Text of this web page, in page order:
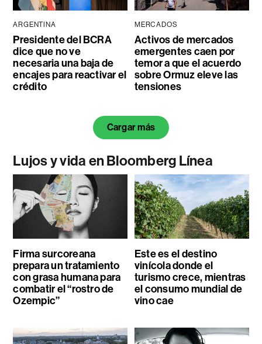
ARGENTINA
Presidente del BCRA
dice que no ve
necesaria una baja de
encajes para reactivar el
crédito
MERCADOS
Activos de mercados
emergentes caen por
temor a que el acuerdo
sobre Ormuz eleve las
tensiones
Cargar más
Lujos y vida en Bloomberg Línea
Firma surcoreana
prepara un tratamiento
con grasa humana para
combatir el “rostro de
Ozempic”
Este es el destino
vinícola donde el
turismo crece, mientras
el consumo mundial de
vino cae